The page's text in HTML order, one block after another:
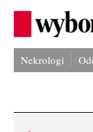
Nekrologi